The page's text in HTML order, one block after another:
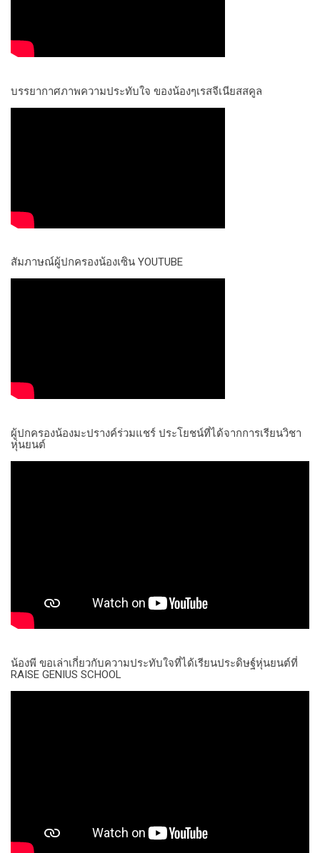
บรรยากาศภาพความประทับใจ ของน้องๆเรสจีเนียสสคูล
สัมภาษณ์ผู้ปกครองน้องเซิน YOUTUBE
ผู้ปกครองน้องมะปรางค์ร่วมแชร์ ประโยชน์ที่ได้จากการเรียนวิชา
หุ่นยนต์
น้องพี ขอเล่าเกี่ยวกับความประทับใจที่ได้เรียนประดิษฐ์หุ่นยนต์ที่
RAISE GENIUS SCHOOL